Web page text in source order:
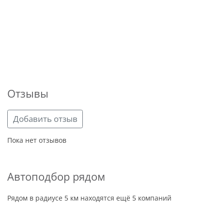
Отзывы
Добавить отзыв
Пока нет отзывов
Автоподбор рядом
Рядом в радиусе 5 км находятся ещё 5 компаний